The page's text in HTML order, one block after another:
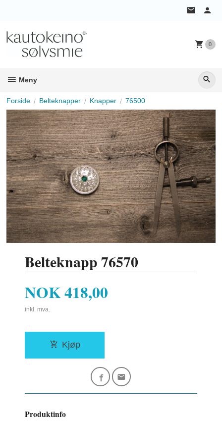
0
Meny
Forside Belteknapper Knapper 76500
Belteknapp 76570
Pris
NOK418,00
inkl. mva.
Kjøp
Produktinfo